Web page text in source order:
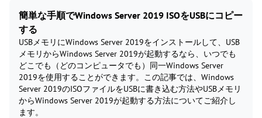
簡単な手順でWindows Server 2019 ISOをUSBにコピー
する
USBメモリにWindows Server 2019をインストールして、USB
メモリからWindows Server 2019が起動するなら、いつでも
どこでも（どのコンピュータでも）同一Windows Server
2019を使用することができます。この記事では、Windows
Server 2019のISOファイルをUSBに書き込む方法やUSBメモリ
からWindows Server 2019が起動する方法についてご紹介し
ます。